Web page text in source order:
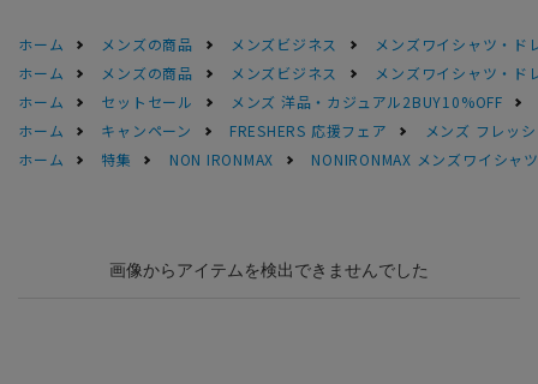
ホーム メンズの商品 メンズビジネス
メンズワイシャツ・ド
ホーム
メンズの商品 メンズビジネス
メンズワイシャツ・ド
ホーム
セットセール
メンズ 洋品・カジュアル2BUY10%OFF
ホーム
キャンペーン FRESHERS 応援フェア
メンズ フレッ
ホーム
特集 NON IRONMAX NONIRONMAX メンズワイシャ